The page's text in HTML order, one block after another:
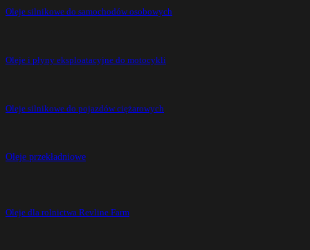
Oleje silnikowe do samochodów osobowych
Oleje i płyny eksploatacyjne do motocykli
Oleje silnikowe do pojazdów ciężarowych
Oleje przekładniowe
Oleje dla rolnictwa Revline Farm